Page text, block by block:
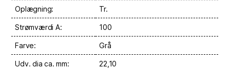
Oplægning: Tr.
Strømværdi A: 100
Farve: Grå
Udv. dia ca. mm: 22,10